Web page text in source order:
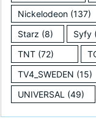
Nickelodeon (137)
Starz (8) Syfy
TNT (72)
TV4_SWEDEN (15)
UNIVERSAL (49)